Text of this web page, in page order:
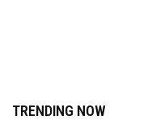
TRENDING NOW